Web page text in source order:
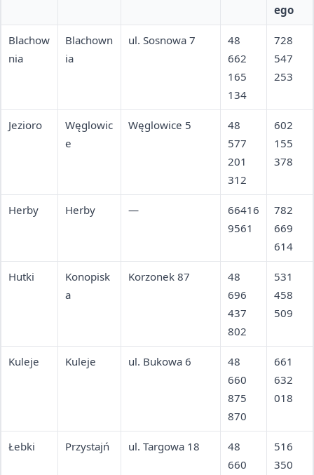
ego
Blachow
nia
Blachown
ia
ul. Sosnowa 7
48
662
165
134
728
547
253
Jezioro
Węglowic
e
Węglowice 5
48
577
201
312
602
155
378
Herby Herby —
66416
9561
782
669
614
Hutki
Konopisk
a
Korzonek 87
48
696
437
802
531
458
509
Kuleje Kuleje ul. Bukowa 6
48
660
875
870
661
632
018
Łebki Przystajń ul. Targowa 18
48
660
516
350